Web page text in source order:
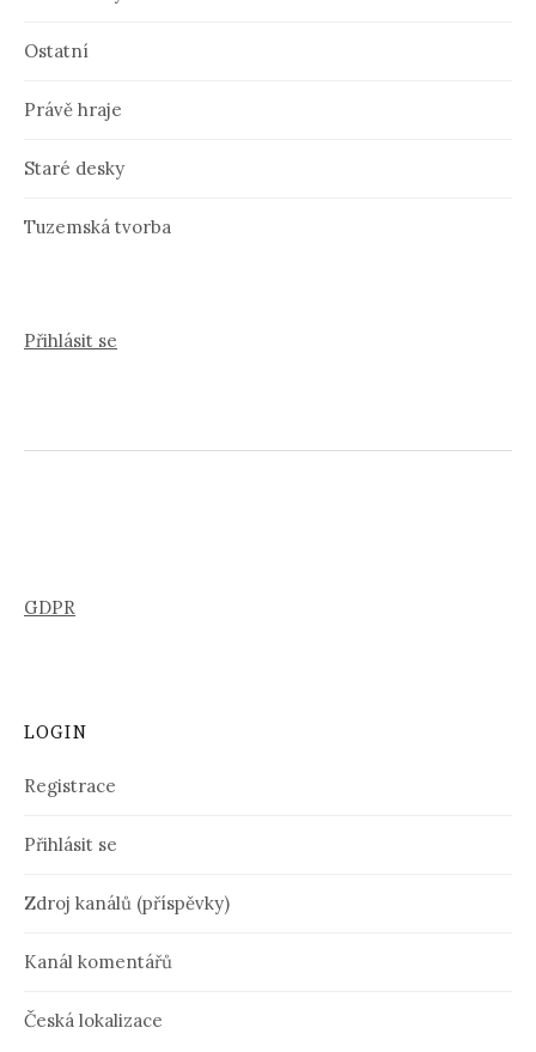
Ostatní
Právě hraje
Staré desky
Tuzemská tvorba
Přihlásit se
GDPR
LOGIN
Registrace
Přihlásit se
Zdroj kanálů (příspěvky)
Kanál komentářů
Česká lokalizace